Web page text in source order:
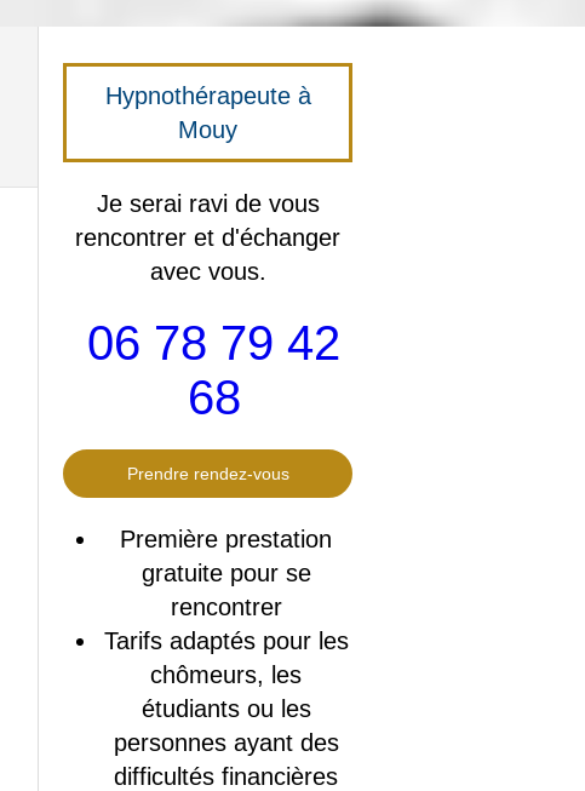
Hypnothérapeute à
Mouy
Je serai ravi de vous
rencontrer et d'échanger
avec vous.
06 78 79 42
68
Prendre rendez-vous
Première prestation
gratuite pour se
rencontrer
Tarifs adaptés pour les
chômeurs, les
étudiants ou les
personnes ayant des
difficultés financières